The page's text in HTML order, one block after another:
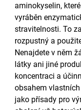
aminokyselin,
vyráběn
stravitelnosti. To
rozpustný a
Nenajdete v něm
látky ani jiné
koncentraci a
obsahem
jako přísady pro